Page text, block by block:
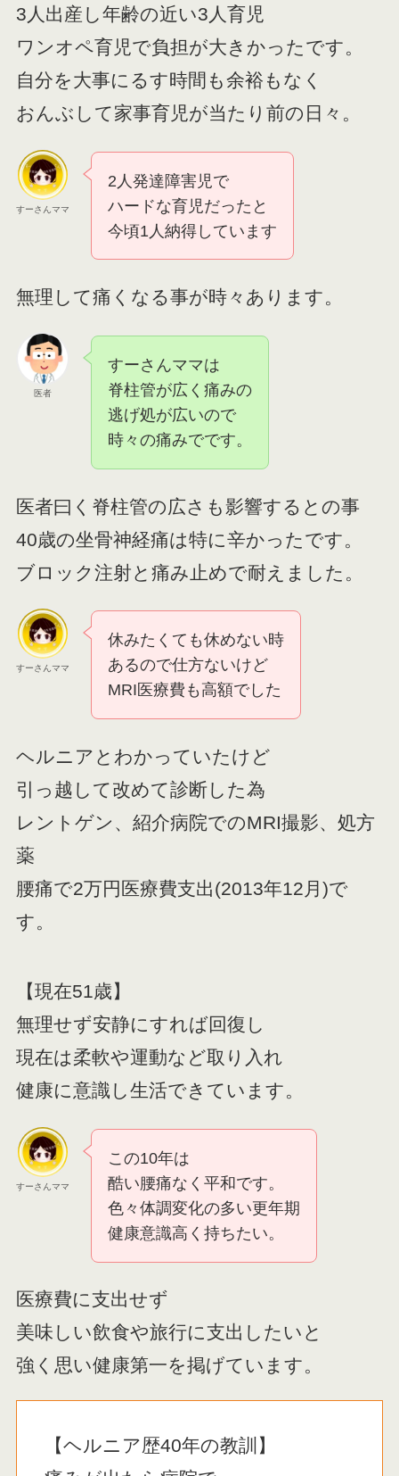
3人出産し年齢の近い3人育児
ワンオペ育児で負担が大きかったです。
自分を大事にるす時間も余裕もなく
おんぶして家事育児が当たり前の日々。
すーさんママ
2人発達障害児で
ハードな育児だったと
今頃1人納得しています
無理して痛くなる事が時々あります。
医者
すーさんママは
脊柱管が広く痛みの
逃げ処が広いので
時々の痛みでです。
医者曰く脊柱管の広さも影響するとの事
40歳の坐骨神経痛は特に辛かったです。
ブロック注射と痛み止めで耐えました。
すーさんママ
休みたくても休めない時
あるので仕方ないけど
MRI医療費も高額でした
ヘルニアとわかっていたけど
引っ越して改めて診断した為
レントゲン、紹介病院でのMRI撮影、処方
薬
腰痛で2万円医療費支出(2013年12月)で
す。
【現在51歳】
無理せず安静にすれば回復し
現在は柔軟や運動など取り入れ
健康に意識し生活できています。
すーさんママ
この10年は
酷い腰痛なく平和です。
色々体調変化の多い更年期
健康意識高く持ちたい。
医療費に支出せず
美味しい飲食や旅行に支出したいと
強く思い健康第一を掲げています。
【ヘルニア歴40年の教訓】